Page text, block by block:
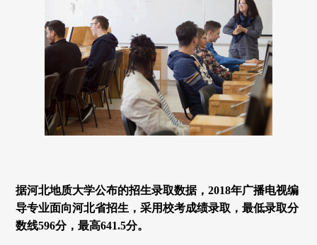
据河北地质大学公布的招生录取数据，2018年广播电视编
导专业面向河北省招生，采用校考成绩录取，最低录取分
数线596分，最高641.5分。